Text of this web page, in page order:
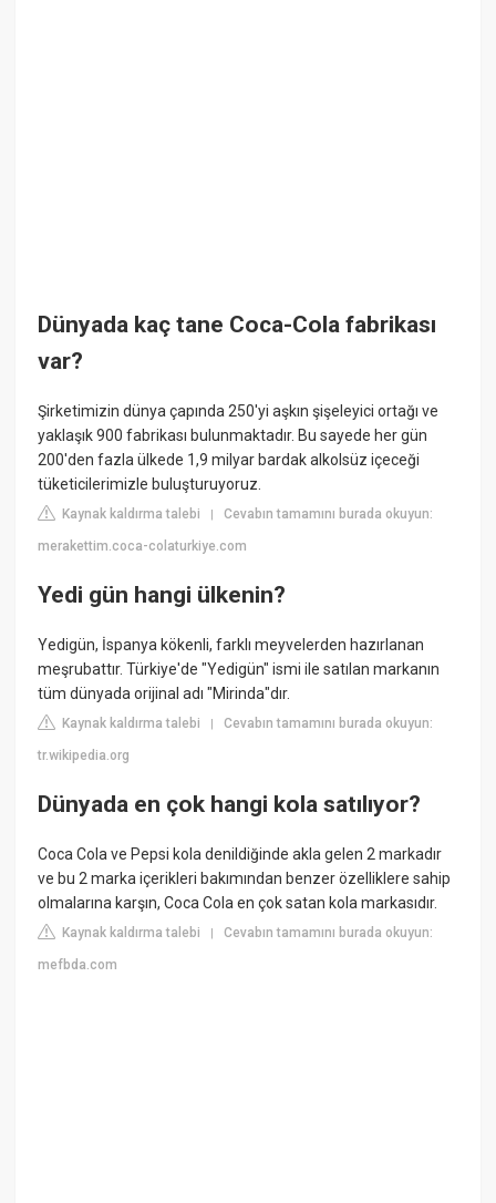
Dünyada kaç tane Coca-Cola fabrikası
var?
Şirketimizin dünya çapında 250'yi aşkın şişeleyici ortağı ve
yaklaşık 900 fabrikası bulunmaktadır. Bu sayede her gün
200'den fazla ülkede 1,9 milyar bardak alkolsüz içeceği
tüketicilerimizle buluşturuyoruz.
Kaynak kaldırma talebi |Cevabın tamamını burada okuyun:
merakettim.coca-colaturkiye.com
Yedi gün hangi ülkenin?
Yedigün, İspanya kökenli, farklı meyvelerden hazırlanan
meşrubattır. Türkiye'de "Yedigün" ismi ile satılan markanın
tüm dünyada orijinal adı "Mirinda"dır.
Kaynak kaldırma talebi |Cevabın tamamını burada okuyun:
tr.wikipedia.org
Dünyada en çok hangi kola satılıyor?
Coca Cola ve Pepsi kola denildiğinde akla gelen 2 markadır
ve bu 2 marka içerikleri bakımından benzer özelliklere sahip
olmalarına karşın, Coca Cola en çok satan kola markasıdır.
Kaynak kaldırma talebi |Cevabın tamamını burada okuyun:
mefbda.com